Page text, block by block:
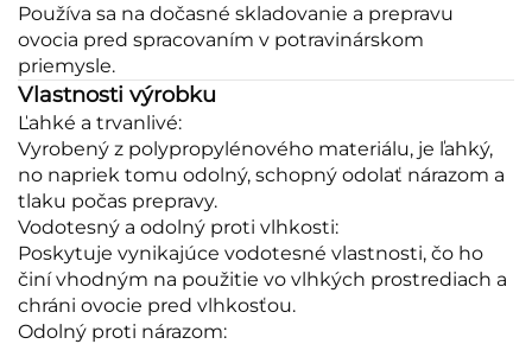
Používa sa na dočasné skladovanie a prepravu
ovocia pred spracovaním v potravinárskom
priemysle.
Vlastnosti výrobku
Ľahké a trvanlivé:
Vyrobený z polypropylénového materiálu, je ľahký,
no napriek tomu odolný, schopný odolať nárazom a
tlaku počas prepravy.
Vodotesný a odolný proti vlhkosti:
Poskytuje vynikajúce vodotesné vlastnosti, čo ho
činí vhodným na použitie vo vlhkých prostrediach a
chráni ovocie pred vlhkosťou.
Odolný proti nárazom: